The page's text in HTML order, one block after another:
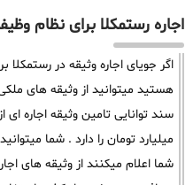
اجاره رستمکلا برای نظام
اگر جویای اجاره وثیقه در رستمکلا
هستید میتوانید از وثیقه های
میلیارد تومان را دارد . شما
شما اعلام میکنند از وثیقه های